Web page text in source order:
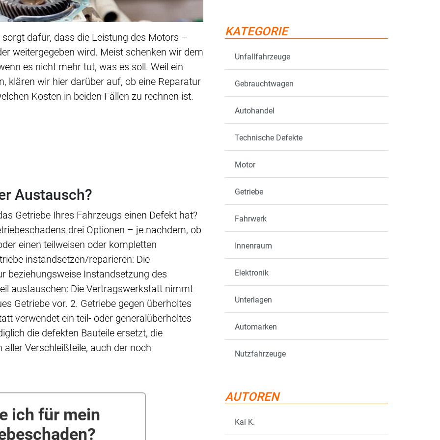
dafür, dass die Leistung des Motors –
weitergegeben wird. Meist schenken wir dem
es nicht mehr tut, was es soll. Weil ein
klären wir hier darüber auf, ob eine Reparatur
Kosten in beiden Fällen zu rechnen ist.
Austausch?
Getriebe Ihres Fahrzeugs einen Defekt hat?
drei Optionen – je nachdem, ob
einen teilweisen oder kompletten
instandsetzen/reparieren: Die
beziehungsweise Instandsetzung des
austauschen: Die Vertragswerkstatt nimmt
Getriebe vor. 2. Getriebe gegen überholtes
verwendet ein teil- oder generalüberholtes
die defekten Bauteile ersetzt, die
Verschleißteile, auch der noch
ich für mein
KATEGORIE
Unfallfahrzeuge
Gebrauchtwagen
Autohandel
Technische Defekte
Motor
Getriebe
Fahrwerk
Innenraum
Elektronik
Unterlagen
Automarken
Nutzfahrzeuge
AUTOREN
Kai K.